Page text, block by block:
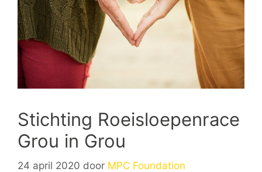
Stichting Roeisloepenrace
Grou in Grou
24 april 2020 door MPC Foundation